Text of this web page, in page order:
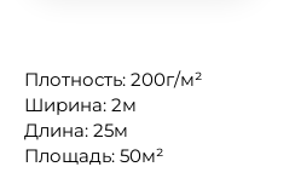
Плотность: 200г/м²
Ширина: 2м
Длина: 25м
Площадь: 50м²